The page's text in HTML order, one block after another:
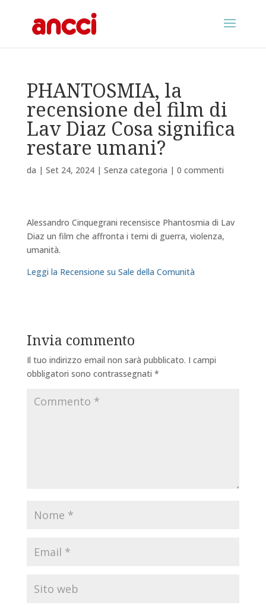
PHANTOSMIA, la
recensione del film di
Lav Diaz Cosa significa
restare umani?
da | Set 24, 2024| Senza categoria | 0 commenti
Alessandro Cinquegrani recensisce Phantosmia di Lav
Diaz un film che affronta i temi di guerra, violenza,
umanità.
Leggi la Recensione su Sale della Comunità
Invia commento
Il tuo indirizzo email non sarà pubblicato. I campi
obbligatori sono contrassegnati *